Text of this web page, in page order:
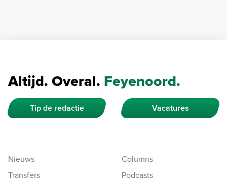
Altijd. Overal. Feyenoord.
Tip de redactie Vacatures
Nieuws
Transfers
Columns
Podcasts